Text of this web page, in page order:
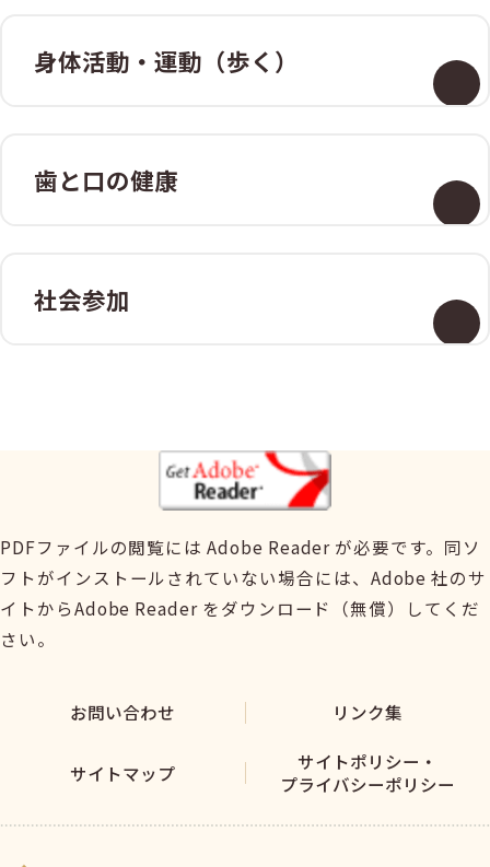
身体活動・ 運動（歩く）
歯と口の健康
社会参加
PDFファイルの閲覧には Adobe Reader が必要です。同ソ
フトがインストールされていない場合には、Adobe 社のサ
イトからAdobe Reader をダウンロード（無償）してくだ
さい。
お問い合わせ リンク集
サイトマップ
サイトポリシー・
プライバシーポリシー